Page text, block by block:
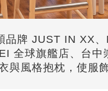
牌 JUST IN XX
全球旗艦店、台中
風格抱枕，使服